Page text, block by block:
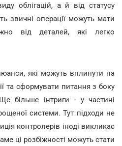
облігацій, а й від статусу
звичні операції можуть мати
від деталей, які легко
які можуть вплинути на
та сформувати питання з боку
більше інтриги - у частині
системи. Тут підходи не
контролерів іноді викликає
ці розбіжності можуть стати